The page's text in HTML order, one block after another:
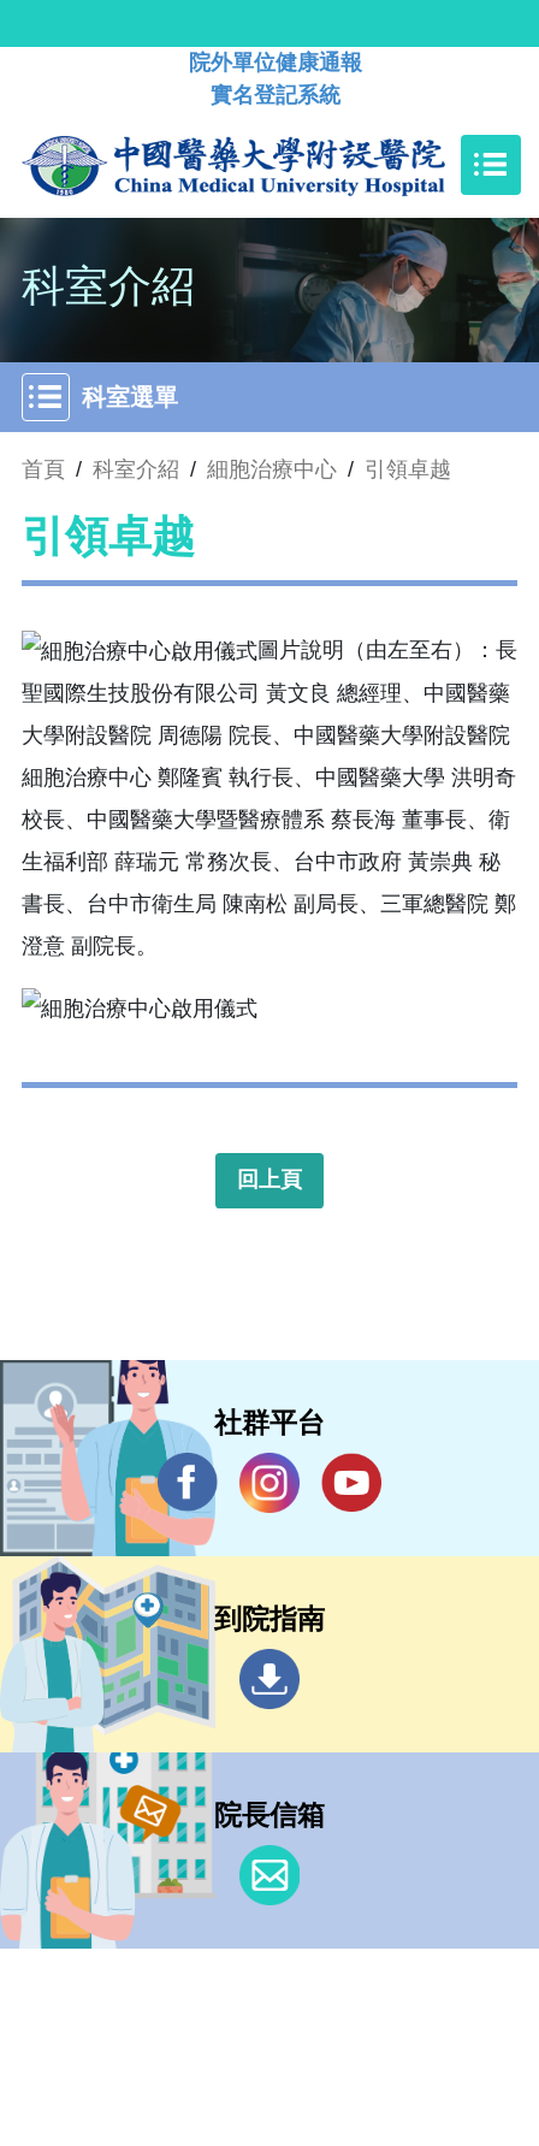
院外單位健康通報
實名登記系統
科室介紹
科室選單
首頁 / 科室介紹 / 細胞治療中心 / 引領卓越
引領卓越
圖片說明（由左至右）：長
聖國際生技股份有限公司 黃文良 總經理、中國醫藥
大學附設醫院 周德陽 院長、中國醫藥大學附設醫院
細胞治療中心 鄭隆賓 執行長、中國醫藥大學 洪明奇
校長、中國醫藥大學暨醫療體系 蔡長海 董事長、衛
生福利部 薛瑞元 常務次長、台中市政府 黃崇典 秘
書長、台中市衛生局 陳南松 副局長、三軍總醫院 鄭
澄意 副院長。
回上頁
社群平台
到院指南
院長信箱